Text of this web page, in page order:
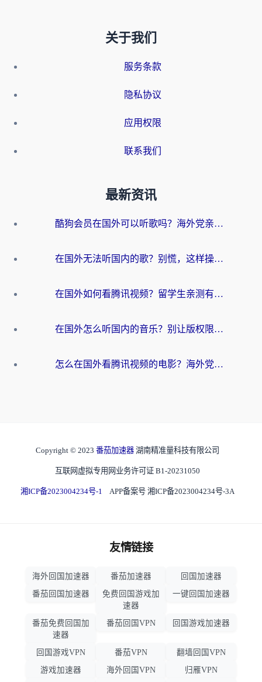
关于我们
服务条款
隐私协议
应用权限
联系我们
最新资讯
酷狗会员在国外可以听歌吗？海外党亲测有效：3步解决音乐权限难题
在国外无法听国内的歌？别慌，这样操作就能畅听QQ音乐（附亲测加速器推荐）
在国外如何看腾讯视频？留学生亲测有效的回国加速方案
在国外怎么听国内的音乐？别让版权限制断了你的华语歌单
怎么在国外看腾讯视频的电影？海外党亲测有效的回国加速指南
Copyright © 2023 番茄加速器 湖南精准量科技有限公司
互联网虚拟专用网业务许可证 B1-20231050
湘ICP备2023004234号-1 APP备案号 湘ICP备2023004234号-3A
友情链接
海外回国加速器 番茄加速器
回国加速器
番茄回国加速器
免费回国游戏加
速器
一键回国加速器
番茄免费回国加
速器
番茄回国VPN 回国游戏加速器
回国游戏VPN 番茄VPN
翻墙回国VPN
游戏加速器
海外回国VPN 归雁VPN